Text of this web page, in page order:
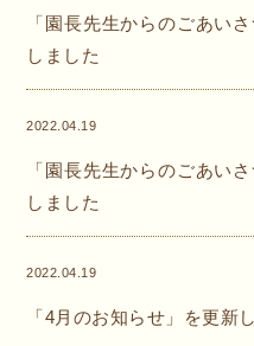
「園長先生からのごあい
しました
2022.04.19
「園長先生からのごあい
しました
2022.04.19
「4月のお知らせ」を更新